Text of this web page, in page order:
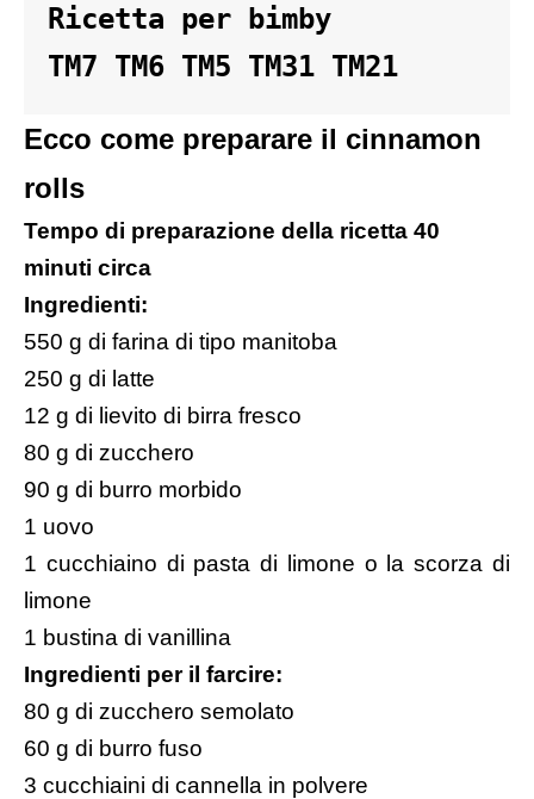
Ricetta per bimby
TM7 TM6 TM5 TM31 TM21
Ecco come preparare il cinnamon
rolls
Tempo di preparazione della ricetta 40
minuti circa
Ingredienti:
550 g di farina di tipo manitoba
250 g di latte
12 g di lievito di birra fresco
80 g di zucchero
90 g di burro morbido
1 uovo
1 cucchiaino di pasta di limone o la scorza di
limone
1 bustina di vanillina
Ingredienti per il farcire:
80 g di zucchero semolato
60 g di burro fuso
3 cucchiaini di cannella in polvere